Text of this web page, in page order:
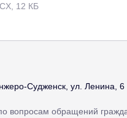
12 КБ
Судженск, ул. Ленина, 6
вопросам обращений